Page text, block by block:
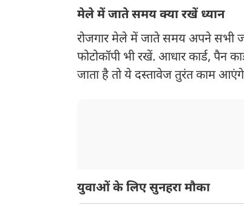
मेले में जाते समय क्या रखें ध्यान
रोजगार मेले में जाते समय अपने सभी
फोटोकॉपी भी रखें. आधार कार्ड, पैन
जाता है तो ये दस्तावेज तुरंत काम
युवाओं के लिए सुनहरा मौका